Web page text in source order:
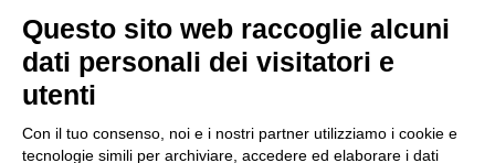
Codice Fiscale: 80021750163 | PEC:
info@pec.confindustriabergamo.it
CONFINDUSTRIA BERGAMO
Questo sito web raccoglie alcuni
dati personali dei visitatori e
utenti
Con il tuo consenso, noi e i nostri partner utilizziamo i cookie e
tecnologie simili per archiviare, accedere ed elaborare i dati